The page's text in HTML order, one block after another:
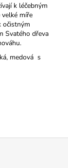
k léčebným
míře
očistným
Svatého dřeva
medová s